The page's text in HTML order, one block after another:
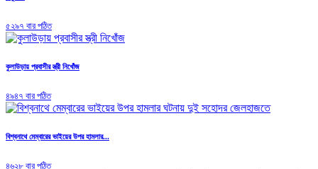
৫২৯৭ বার পঠিত
কুলাউড়ায় প্রবাসীর স্ত্রী নিখোঁজ
৪৯৪৭ বার পঠিত
বিশ্বনাথে মেম্বারের ভাইয়ের উপর হামলার...
৪৬২৮ বার পঠিত